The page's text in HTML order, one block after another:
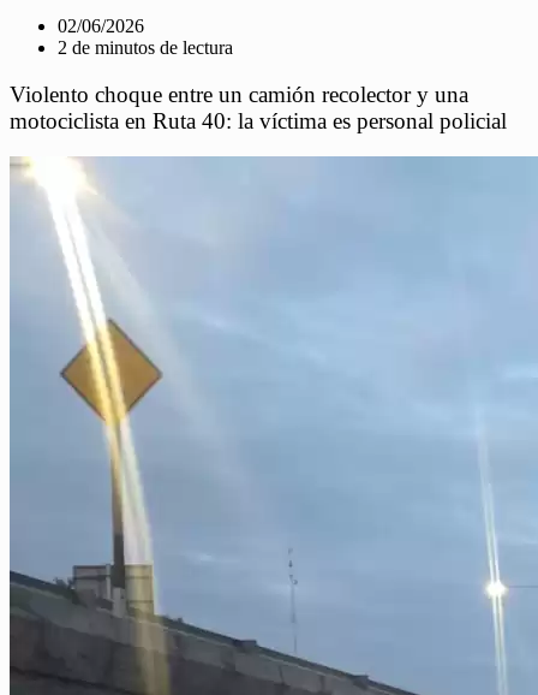
02/06/2026
2 de minutos de lectura
Violento choque entre un camión recolector y una
motociclista en Ruta 40: la víctima es personal policial